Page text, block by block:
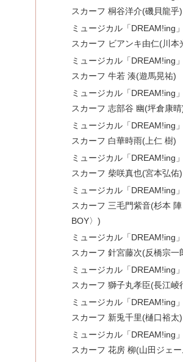
スカーフ 桐谷洋介(磯貝龍乎)
ミュージカル「DREAM!ing
スカーフ ビアンキ由仁(川本
ミュージカル「DREAM!ing
スカーフ 牛若 湊(遊馬晃祐)
ミュージカル「DREAM!ing
スカーフ 志部谷 幽(坪倉康晴
ミュージカル「DREAM!ing
スカーフ 白華時雨(上仁 樹)
ミュージカル「DREAM!ing
スカーフ 柴咲真也(宮本弘佑)
ミュージカル「DREAM!ing
スカーフ 三毛門紫音(杉本
BOY〉)
ミュージカル「DREAM!ing
スカーフ 針宮藤次(反橋宗一
ミュージカル「DREAM!ing
スカーフ 獅子丸孝臣(長江崚
ミュージカル「DREAM!ing
スカーフ 新兎千里(樋口裕太)
ミュージカル「DREAM!ing
スカーフ 花房 柳(山田ジェ